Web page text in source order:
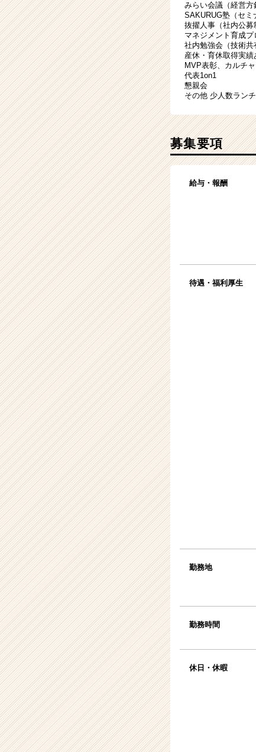
みらい会議（経営方
SAKURUG塾（セミ
抜擢人事（社内公募
マネジメント育成プ
社内勉強会（技術共
産休・育休取得実績
MVP表彰、カルチ
代表1on1
懇親会
その他 少人数ラン
募集要項
給与・報酬
待遇・福利厚生
勤務地
勤務時間
休日・休暇